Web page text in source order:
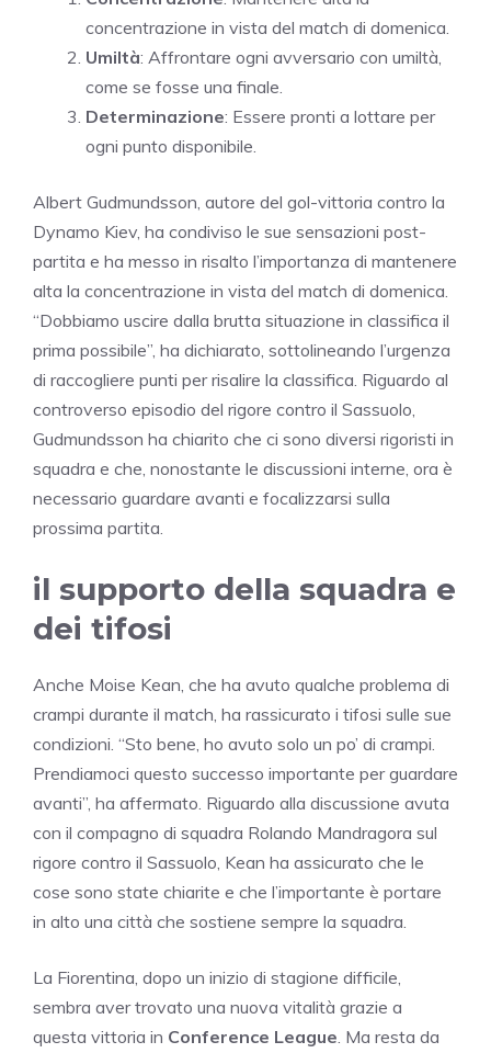
concentrazione in vista del match di domenica.
Umiltà: Affrontare ogni avversario con umiltà,
come se fosse una finale.
Determinazione: Essere pronti a lottare per
ogni punto disponibile.
Albert Gudmundsson, autore del gol-vittoria contro la
Dynamo Kiev, ha condiviso le sue sensazioni post-
partita e ha messo in risalto l’importanza di mantenere
alta la concentrazione in vista del match di domenica.
“Dobbiamo uscire dalla brutta situazione in classifica il
prima possibile”, ha dichiarato, sottolineando l’urgenza
di raccogliere punti per risalire la classifica. Riguardo al
controverso episodio del rigore contro il Sassuolo,
Gudmundsson ha chiarito che ci sono diversi rigoristi in
squadra e che, nonostante le discussioni interne, ora è
necessario guardare avanti e focalizzarsi sulla
prossima partita.
il supporto della squadra e
dei tifosi
Anche Moise Kean, che ha avuto qualche problema di
crampi durante il match, ha rassicurato i tifosi sulle sue
condizioni. “Sto bene, ho avuto solo un po’ di crampi.
Prendiamoci questo successo importante per guardare
avanti”, ha affermato. Riguardo alla discussione avuta
con il compagno di squadra Rolando Mandragora sul
rigore contro il Sassuolo, Kean ha assicurato che le
cose sono state chiarite e che l’importante è portare
in alto una città che sostiene sempre la squadra.
La Fiorentina, dopo un inizio di stagione difficile,
sembra aver trovato una nuova vitalità grazie a
questa vittoria in Conference League . Ma resta da